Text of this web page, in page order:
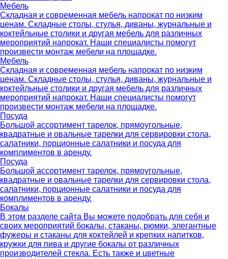
Мебель
Складная и современная мебель напрокат по низким
ценам. Складные столы, стулья, диваны, журнальные и
коктейльные столики и другая мебель для различных
мероприятий напрокат. Наши специалисты помогут
произвести монтаж мебели на площадке.
Мебель
Складная и современная мебель напрокат по низким
ценам. Складные столы, стулья, диваны, журнальные и
коктейльные столики и другая мебель для различных
мероприятий напрокат. Наши специалисты помогут
произвести монтаж мебели на площадке.
Посуда
Большой ассортимент тарелок, прямоугольные,
квадратные и овальные тарелки для сервировки стола,
салатники, порционные салатники и посуда для
комплиментов в аренду.
Посуда
Большой ассортимент тарелок, прямоугольные,
квадратные и овальные тарелки для сервировки стола,
салатники, порционные салатники и посуда для
комплиментов в аренду.
Бокалы
В этом разделе сайта Вы можете подобрать для себя и
своих мероприятий бокалы, стаканы, рюмки, элегантные
фужеры и стаканы для коктейлей и крепких напитков,
кружки для пива и другие бокалы от различных
производителей стекла. Есть также и цветные